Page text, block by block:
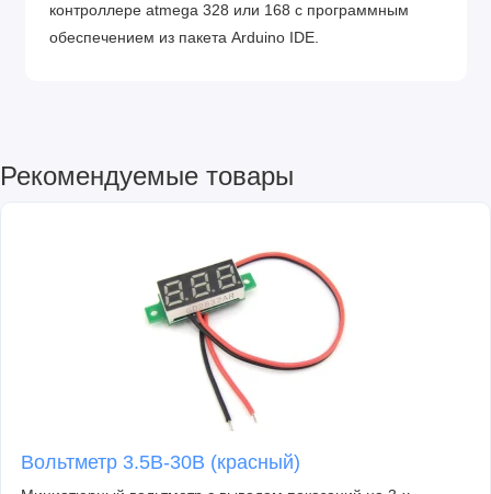
контроллере atmega 328 или 168 с программным
обеспечением из пакета Arduino IDE.
Рекомендуемые товары
Вольтметр 3.5В-30В (красный)